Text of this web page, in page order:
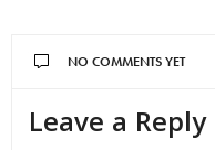
NO COMMENTS YET
Leave a Reply